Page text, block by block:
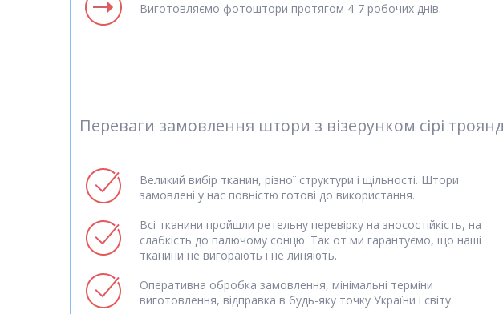
Виготовляємо фотоштори протягом 4-7 робочих днів.
Переваги замовлення штори з візерунком сірі
Великий вибір тканин, різної структури і щільності. Штори
замовлені у нас повністю готові до використання.
Всі тканини пройшли ретельну перевірку на зносостійкість, на
слабкість до палючому сонцю. Так от ми гарантуємо, що наші
тканини не вигорають і не линяють.
Оперативна обробка замовлення, мінімальні терміни
виготовлення, відправка в будь-яку точку України і світу.